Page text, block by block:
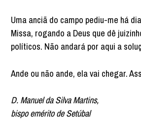
Uma anciã do campo pediu-me há
Missa, rogando a Deus que dê
políticos. Não andará por aqui a
Ande ou não ande, ela vai chegar.
D. Manuel da Silva Martins,
bispo emérito de Setúbal